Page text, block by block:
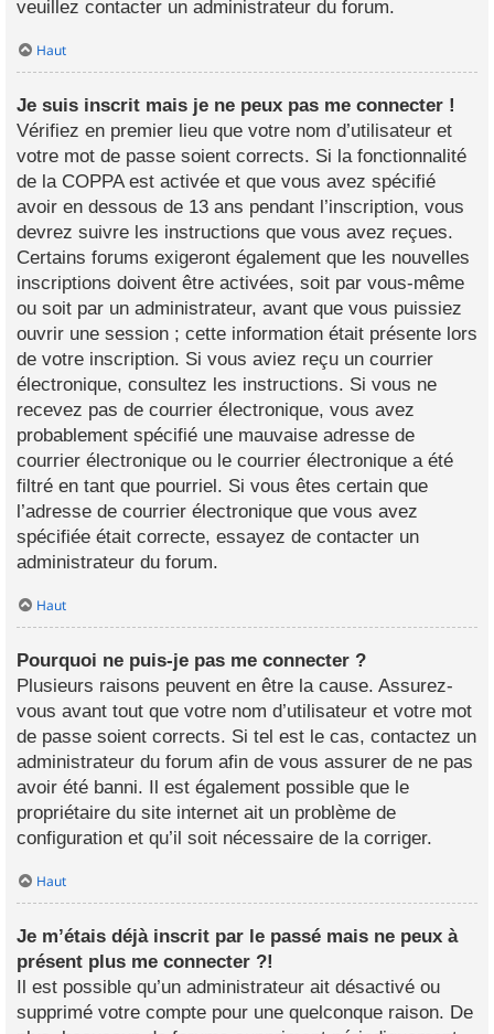
veuillez contacter un administrateur du forum.
Haut
Je suis inscrit mais je ne peux pas me connecter !
Vérifiez en premier lieu que votre nom d’utilisateur et
votre mot de passe soient corrects. Si la fonctionnalité
de la COPPA est activée et que vous avez spécifié
avoir en dessous de 13 ans pendant l’inscription, vous
devrez suivre les instructions que vous avez reçues.
Certains forums exigeront également que les nouvelles
inscriptions doivent être activées, soit par vous-même
ou soit par un administrateur, avant que vous puissiez
ouvrir une session ; cette information était présente lors
de votre inscription. Si vous aviez reçu un courrier
électronique, consultez les instructions. Si vous ne
recevez pas de courrier électronique, vous avez
probablement spécifié une mauvaise adresse de
courrier électronique ou le courrier électronique a été
filtré en tant que pourriel. Si vous êtes certain que
l’adresse de courrier électronique que vous avez
spécifiée était correcte, essayez de contacter un
administrateur du forum.
Haut
Pourquoi ne puis-je pas me connecter ?
Plusieurs raisons peuvent en être la cause. Assurez-
vous avant tout que votre nom d’utilisateur et votre mot
de passe soient corrects. Si tel est le cas, contactez un
administrateur du forum afin de vous assurer de ne pas
avoir été banni. Il est également possible que le
propriétaire du site internet ait un problème de
configuration et qu’il soit nécessaire de la corriger.
Haut
Je m’étais déjà inscrit par le passé mais ne peux à
présent plus me connecter ?!
Il est possible qu’un administrateur ait désactivé ou
supprimé votre compte pour une quelconque raison. De